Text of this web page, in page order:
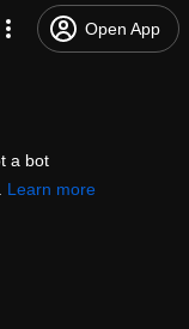
Open App
a bot
Learn more